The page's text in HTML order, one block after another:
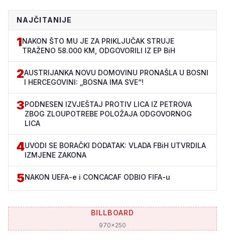
NAJČITANIJE
1NAKON ŠTO MU JE ZA PRIKLJUČAK STRUJE
TRAŽENO 58.000 KM, ODGOVORILI IZ EP BiH
2AUSTRIJANKA NOVU DOMOVINU PRONAŠLA U BOSNI
I HERCEGOVINI: „BOSNA IMA SVE“!
3PODNESEN IZVJEŠTAJ PROTIV LICA IZ PETROVA
ZBOG ZLOUPOTREBE POLOŽAJA ODGOVORNOG
LICA
4UVODI SE BORAČKI DODATAK: VLADA FBiH UTVRDILA
IZMJENE ZAKONA
5NAKON UEFA-e i CONCACAF ODBIO FIFA-u
BILLBOARD
970x250